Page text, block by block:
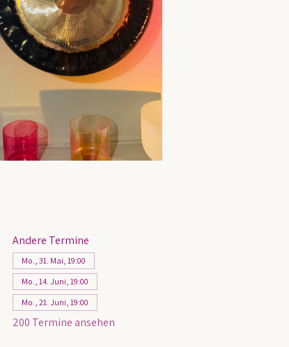
Andere Termine
Mo., 31. Mai, 19:00
Mo., 14. Juni, 19:00
Mo., 21. Juni, 19:00
200 Termine ansehen